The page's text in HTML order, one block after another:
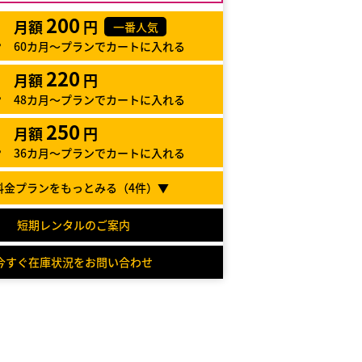
月額 200 円
一番人気
60カ月～プランでカートに入れる
月額 220 円
48カ月～プランでカートに入れる
月額 250 円
36カ月～プランでカートに入れる
プランをもっとみる（4件）▼
短期レンタルのご案内
すぐ在庫状況をお問い合わせ